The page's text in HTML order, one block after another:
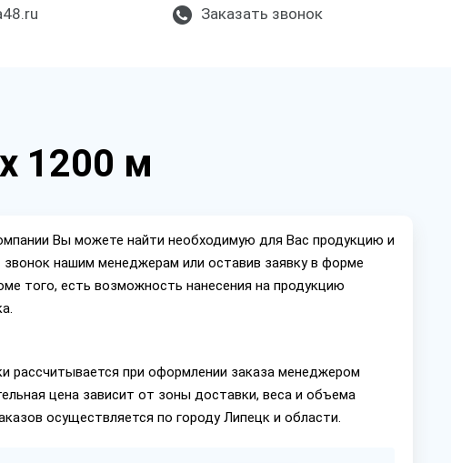
Заказать звонок
1200 м
Вы можете найти необходимую для Вас продукцию и
звонок нашим менеджерам или оставив заявку в форме
того, есть возможность нанесения на продукцию
рассчитывается при оформлении заказа менеджером
цена зависит от зоны доставки, веса и объема
осуществляется по городу Липецк и области.